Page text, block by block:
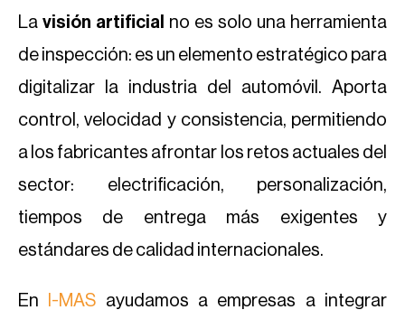
La visión artificial no es solo una herramienta
de inspección: es un elemento estratégico para
digitalizar la industria del automóvil. Aporta
control, velocidad y consistencia, permitiendo
a los fabricantes afrontar los retos actuales del
sector: electrificación, personalización,
tiempos de entrega más exigentes y
estándares de calidad internacionales.
En I-MAS ayudamos a empresas a integrar